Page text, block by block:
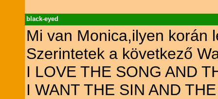
black-eyed
Mi van Monica,ilyen korán
Szerintetek a következő
I LOVE THE SONG AND
I WANT THE SIN AND